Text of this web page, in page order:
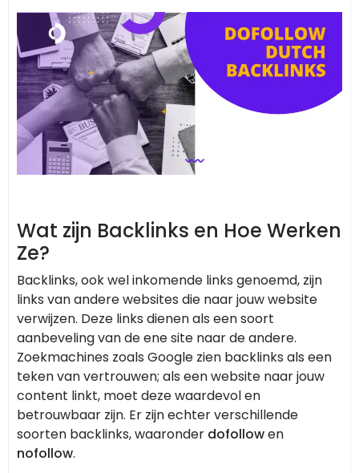
Wat zijn Backlinks en Hoe Werken
Ze?
Backlinks, ook wel inkomende links genoemd, zijn
links van andere websites die naar jouw website
verwijzen. Deze links dienen als een soort
aanbeveling van de ene site naar de andere.
Zoekmachines zoals Google zien backlinks als een
teken van vertrouwen; als een website naar jouw
content linkt, moet deze waardevol en
betrouwbaar zijn. Er zijn echter verschillende
soorten backlinks, waaronder dofollowen
nofollow.